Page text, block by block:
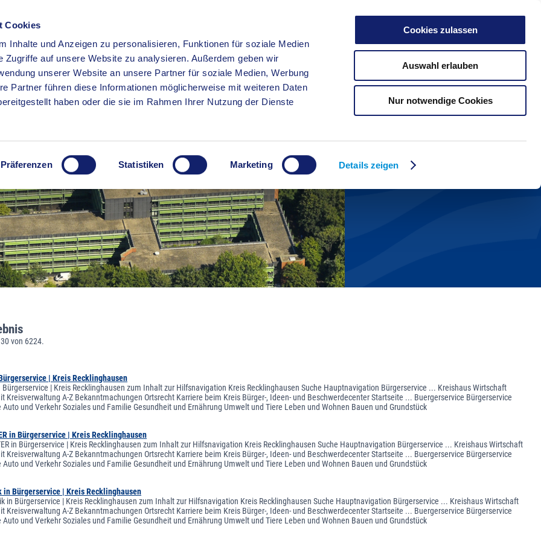
Cookies
Inhalte und Anzeigen zu personalisieren, Funktionen für soziale Medien
Zugriffe auf unsere Website zu analysieren. Außerdem geben wir
unserer Website an unsere Partner für soziale Medien, Werbung
Partner führen diese Informationen möglicherweise mit weiteren Daten
haben oder die sie im Rahmen Ihrer Nutzung der Dienste
Präferenzen Statistiken Marketing Details zeigen
Cookies zulassen
Auswahl erlauben
Nur notwendige Cookies
KREISHAUS WIRTSCHAFT BILDUNG
von 6224.
| Kreis Recklinghausen
| Kreis Recklinghausen zum Inhalt zur Hilfsnavigation Kreis Recklinghausen Suche Hauptnavigation Bürgerservice ... Kreishaus Wirtschaft
Kreisverwaltung A-Z Bekanntmachungen Ortsrecht Karriere beim Kreis Bürger-, Ideen- und Beschwerdecenter Startseite ... Buergerservice Bürgerservice
Auto und Verkehr Soziales und Familie Gesundheit und Ernährung Umwelt und Tiere Leben und Wohnen Bauen und Grundstück
in Bürgerservice | Kreis Recklinghausen
in Bürgerservice | Kreis Recklinghausen zum Inhalt zur Hilfsnavigation Kreis Recklinghausen Suche Hauptnavigation Bürgerservice ... Kreishaus Wirtschaft
Kreisverwaltung A-Z Bekanntmachungen Ortsrecht Karriere beim Kreis Bürger-, Ideen- und Beschwerdecenter Startseite ... Buergerservice Bürgerservice
Auto und Verkehr Soziales und Familie Gesundheit und Ernährung Umwelt und Tiere Leben und Wohnen Bauen und Grundstück
Bürgerservice | Kreis Recklinghausen
in Bürgerservice | Kreis Recklinghausen zum Inhalt zur Hilfsnavigation Kreis Recklinghausen Suche Hauptnavigation Bürgerservice ... Kreishaus Wirtschaft
Kreisverwaltung A-Z Bekanntmachungen Ortsrecht Karriere beim Kreis Bürger-, Ideen- und Beschwerdecenter Startseite ... Buergerservice Bürgerservice
Auto und Verkehr Soziales und Familie Gesundheit und Ernährung Umwelt und Tiere Leben und Wohnen Bauen und Grundstück